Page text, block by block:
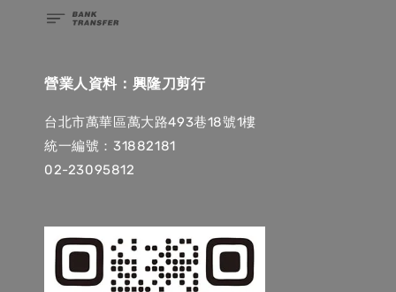
營業人資料：興隆刀剪行
台北市萬華區萬大路493巷18號1樓
統一編號：31882181
02-23095812